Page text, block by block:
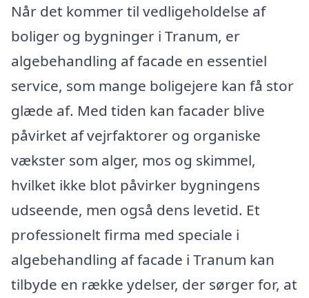
Når det kommer til vedligeholdelse af
boliger og bygninger i Tranum, er
algebehandling af facade en essentiel
service, som mange boligejere kan få stor
glæde af. Med tiden kan facader blive
påvirket af vejrfaktorer og organiske
vækster som alger, mos og skimmel,
hvilket ikke blot påvirker bygningens
udseende, men også dens levetid. Et
professionelt firma med speciale i
algebehandling af facade i Tranum kan
tilbyde en række ydelser, der sørger for, at